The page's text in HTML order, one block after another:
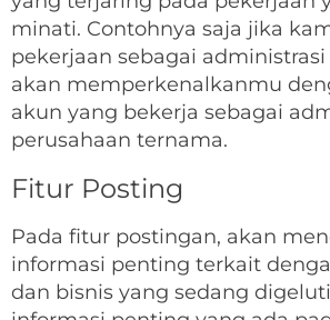
minati. Contohnya saja jika
pekerjaan sebagai
akan memperkenalkanmu
akun yang bekerja sebagai
perusahaan ternama.
Fitur Posting
Pada fitur postingan, akan
informasi penting terkait
dan bisnis yang sedang